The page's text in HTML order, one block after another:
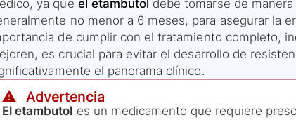
ya que el etambutol debe tomarse de
no menor a 6 meses, para asegurar la
de cumplir con el tratamiento completo,
es crucial para evitar el desarrollo de
el panorama clínico.
⚠️ Advertencia
El etambutol es un medicamento que requiere